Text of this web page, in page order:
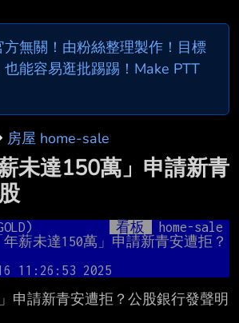
無關！由粉絲整理製作！目標
能容易逛批踢踢！Make PTT
房屋 home-sale
未達150萬」申請新青
看板
home-sale
薪未達150萬」申請新青安遭拒？
11:26:53 2025
申請新青安遭拒？公股銀行發聲明